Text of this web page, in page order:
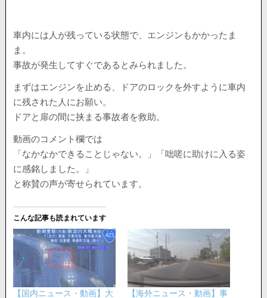
車内には人が残っている状態で、エンジンもかかったま
ま。
事故が発生してすぐであるとみられました。
まずはエンジンを止める、ドアのロックを外すように車内
に残された人にお願い。
ドアと扉の間に挟まる事故者を救助。
動画のコメント欄では
「なかなかできることじゃない。」「咄嗟に助けに入る姿
に感銘しました。」
と称賛の声が寄せられています。
こんな記事も読まれています
【国内ニュース・動画】大 【海外ニュース・動画】事